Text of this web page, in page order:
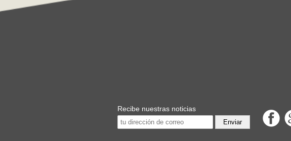
Recibe nuestras noticias
Enviar